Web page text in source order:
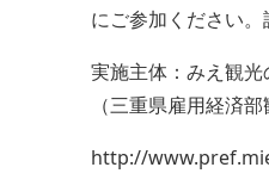
にご参加ください。
実施主体：みえ観
（三重県雇用経済
http://